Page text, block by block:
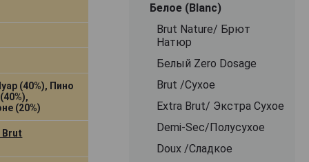
(40%), Пино
(20%)
Brut
Белое (Blanc)
Brut Nature/ Брют
Натюр
Белый Zero Dosage
Brut /Сухое
Extra Brut/ Экстра Сухое
Demi-Sec/Полусухое
Doux /Сладкое